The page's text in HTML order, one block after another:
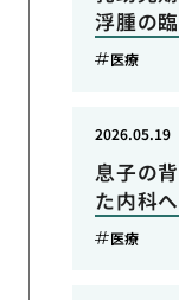
浮腫の
医療
息子の
た内科
2026.05.19
医療